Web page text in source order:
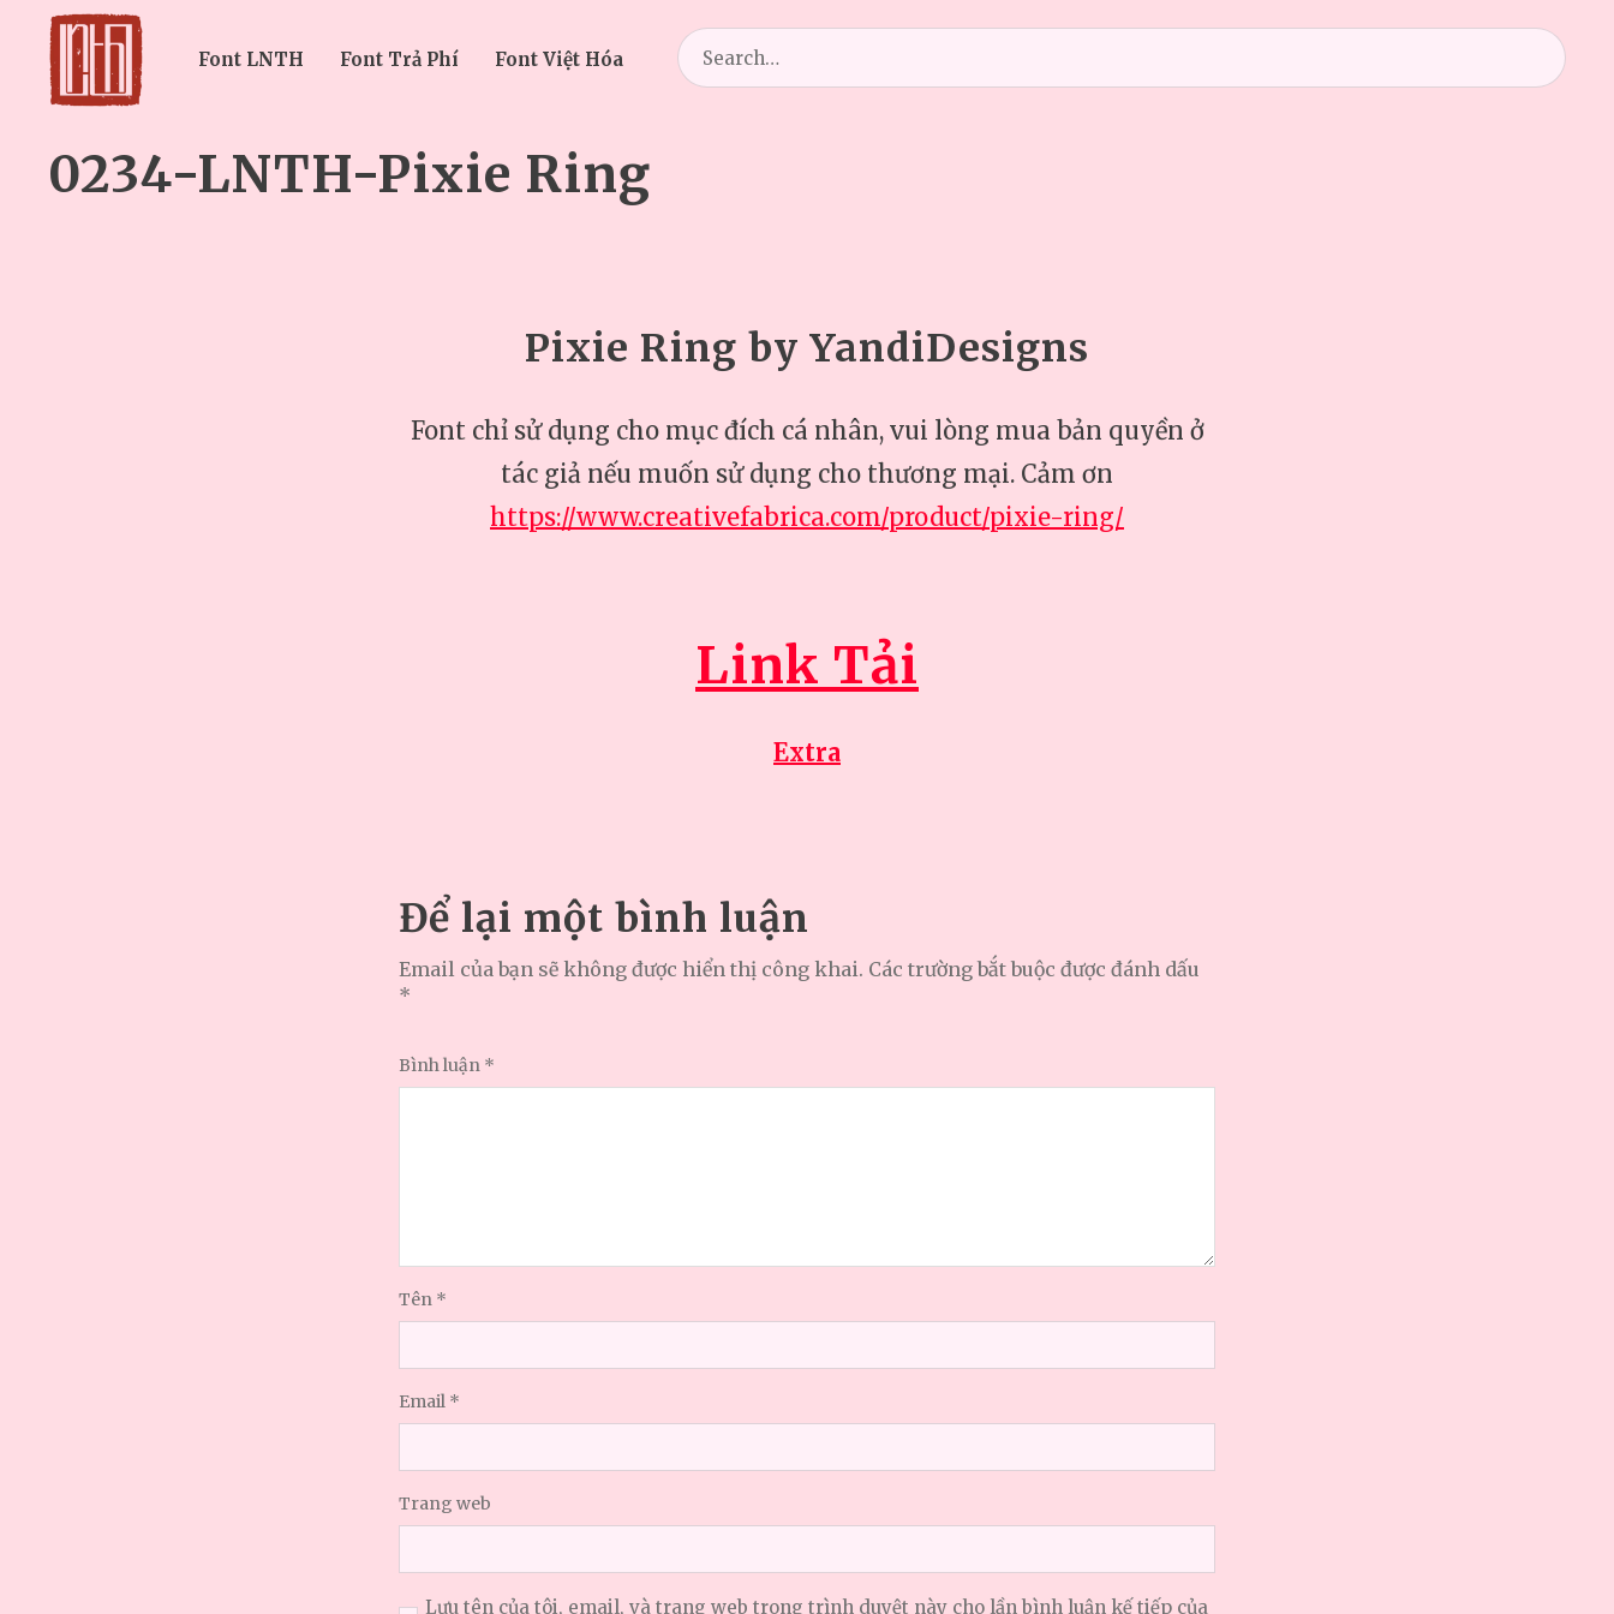
Font LNTH Font Trả Phí Font Việt Hóa
Search
for:
0234-LNTH-Pixie Ring
Pixie Ring by YandiDesigns
Font chỉ sử dụng cho mục đích cá nhân, vui lòng mua bản quyền ở
tác giả nếu muốn sử dụng cho thương mại. Cảm ơn
https://www.creativefabrica.com/product/pixie-ring/
Link Tải
Extra
Để lại một bình luận
Email của bạn sẽ không được hiển thị công khai. Các trường bắt buộc được đánh dấu
*
Bình luận *
Tên *
Email *
Trang web
Lưu tên của tôi, email, và trang web trong trình duyệt này cho lần bình luận kế tiếp của